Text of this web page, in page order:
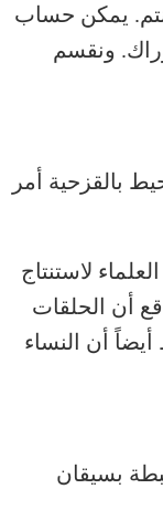
فإن النسبة المثالية بين الخصر والأوراك هي حوالى 1,8 سنتم. يمكن حساب
ونقسم
بالقزحية أمر
لاستنتاج
أن الحلقات
أن النساء
بسيقان